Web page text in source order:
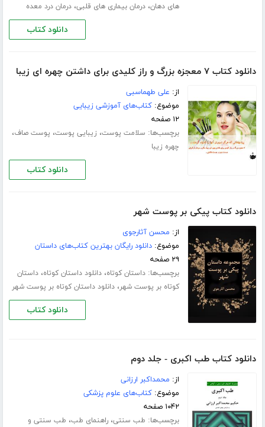
های دهان،درمان بیماری های قلبی،درمان درد معده
دانلود کتاب
دانلود کتاب ٧ معجزه بزرگ و راز کلیدی برای داشتن چهره ای زیبا
از: علی طهماسبی
موضوع:کتاب‌های آموزشی زیبایی
۱۲ صفحه
برچسب‌ها: سلامت پوست، زیبایی پوست، پوست صاف،
چهره زیبا
دانلود کتاب
دانلود کتاب پیکی بر پوست شهر
از: محسن آثارجوی
موضوع:دانلود رایگان بهترین کتاب‌های داستان
۲۹ صفحه
برچسب‌ها:داستان کوتاه،دانلود داستان کوتاه،داستان
کوتاه بر پوست شهر،دانلود داستان کوتاه بر پوست شهر
دانلود کتاب
دانلود کتاب طب اکبری - جلد دوم
از: محمداکبر ارزانی
موضوع:کتاب‌های علوم پزشکی
۱۰۴۲ صفحه
برچسب‌ها: طب سنتی،راهنمای طب، طب سنتی و